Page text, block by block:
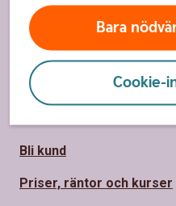
Bara
Cookie-
Sidfot
Hitta snabbt
Kundservice
Spärrhjälp
Bli kund
Priser, räntor och kurser